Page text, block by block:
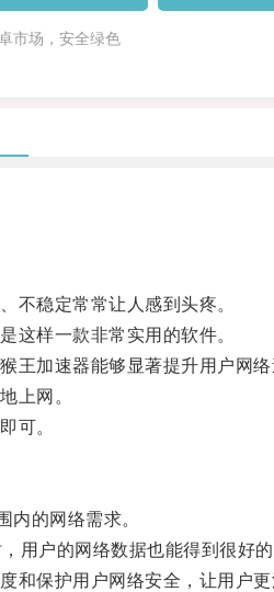
市场，安全绿色
稳定常常让人感到头疼。
样一款非常实用的软件。
加速器能够显著提升用户网络
上网。
可。
的网络需求。
户的网络数据也能得到很好的
保护用户网络安全，让用户更